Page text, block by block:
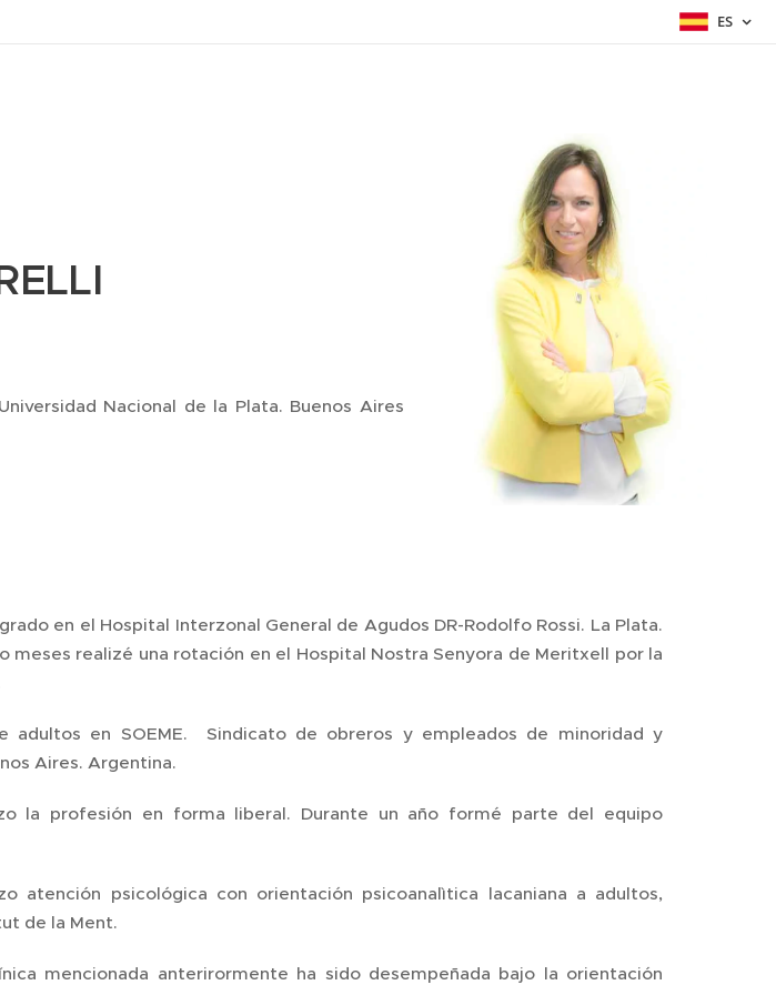
ES
Nacional de la Plata. Buenos Aires
en el Hospital Interzonal General de Agudos DR-Rodolfo Rossi. La Plata.
meses realizé una rotación en el Hospital Nostra Senyora de Meritxell por la
adultos en SOEME. Sindicato de obreros y empleados de minoridad y
Aires. Argentina.
la profesión en forma liberal. Durante un año formé parte del equipo
atención psicológica con orientación psicoanalìtica lacaniana a adultos,
de la Ment.
mencionada anterirormente ha sido desempeñada bajo la orientación